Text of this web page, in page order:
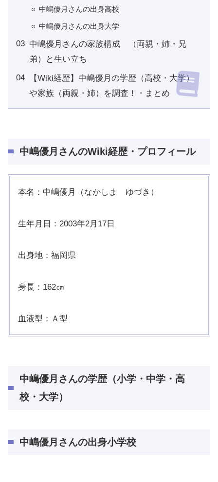
中嶋優月さんの出身高校
中嶋優月さんの出身大学
中嶋優月さんの家族構成 （両親・姉・兄
弟）と生い立ち
【Wiki経歴】中嶋優月の学歴（高校・大学）
や家族（両親・姉）を調査！・まとめ
中嶋優月さんのWiki経歴・プロフィール
本名：中嶋優月（なかしま ゆづき）
生年月日：2003年2月17日
出身地：福岡県
身長：162㎝
血液型：Ａ型
中嶋優月さんの学歴（小学・中学・高
校・大学）
中嶋優月さんの出身小学校